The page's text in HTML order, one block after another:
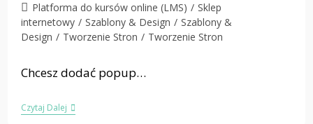
Platforma do kursów online (LMS) / Sklep
internetowy / Szablony & Design / Szablony &
Design / Tworzenie Stron / Tworzenie Stron
Chcesz dodać popup…
Czytaj Dalej